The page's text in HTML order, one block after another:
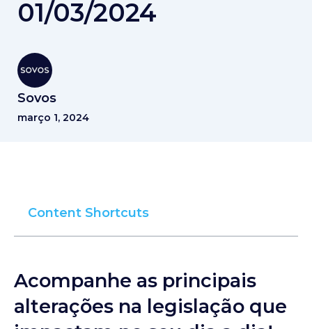
01/03/2024
Sovos
março 1, 2024
Acompanhe as principais
alterações na legislação que
Content Shortcuts